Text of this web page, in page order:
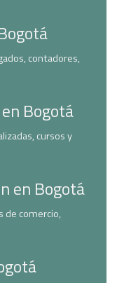
contadores,
Bogotá
cursos y
en Bogotá
de comercio,